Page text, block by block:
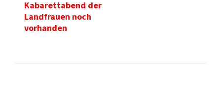
Kabarettabend der
Landfrauen noch
vorhanden